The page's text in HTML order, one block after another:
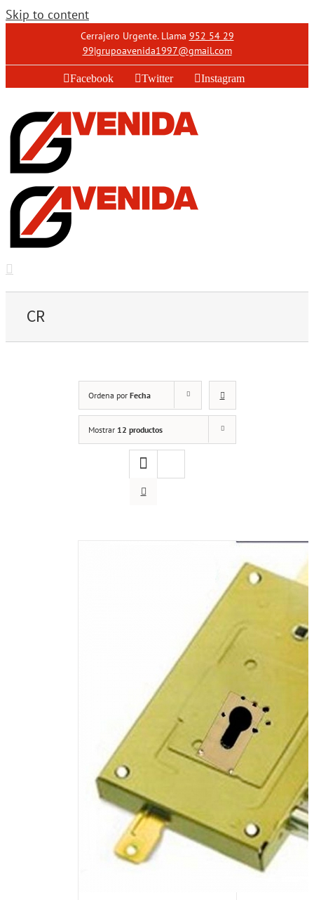
Skip to content
Cerrajero Urgente. Llama 952 54 29
99|grupoavenida1997@gmail.com
Facebook Twitter Instagram
CR
Ordena por Fecha
Mostrar 12 productos